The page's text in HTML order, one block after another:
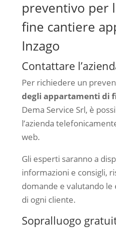
preventivo per
fine cantiere
Inzago
Contattare
Per richiedere un
degli appartamenti di
Dema Service Srl, è
l’azienda
web.
Gli esperti saranno a
informazioni e consigli,
domande e valutando le
di ogni cliente.
Sopralluogo